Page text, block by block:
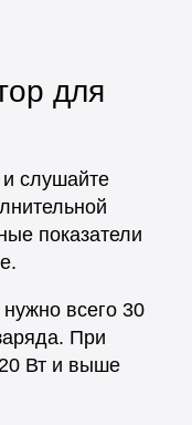
для
слушайте
показатели
всего 30
При
Вт и выше